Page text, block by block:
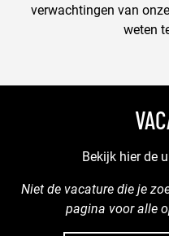
verwachtingen van
weten
Bekijk hier de
Niet de vacature die je
pagina voor alle